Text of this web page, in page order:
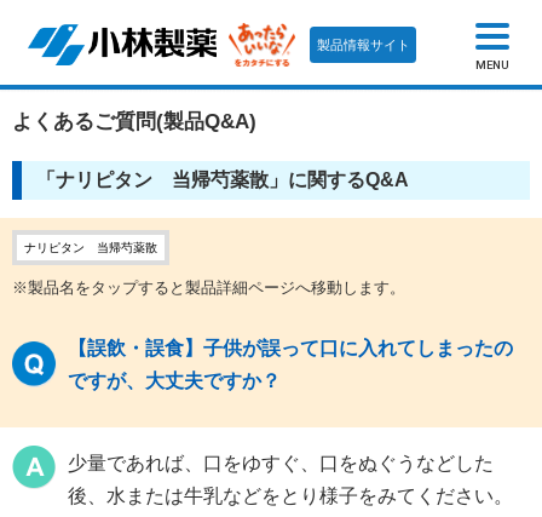
製品情報サイト
MENU
よくあるご質問(製品Q&A)
「ナリピタン 当帰芍薬散」に関するQ&A
ナリピタン 当帰芍薬散
※製品名をタップすると製品詳細ページへ移動します。
【誤飲・誤食】子供が誤って口に入れてしまったの
ですが、大丈夫ですか？
少量であれば、口をゆすぐ、口をぬぐうなどした
後、水または牛乳などをとり様子をみてください。